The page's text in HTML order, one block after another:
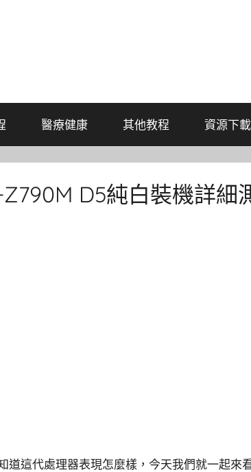
醫療健康 其他教程 資源下載
D5純白裝機詳細
道這代處理器表現怎麼樣，今天我們就一起來